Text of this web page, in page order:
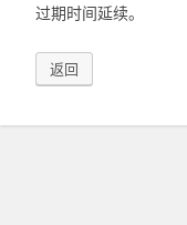
过期时间延续。
返回